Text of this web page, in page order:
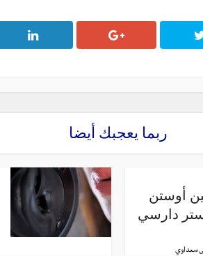
ربما يعجبك أيضا
أوستن
دارسي
سعداوي